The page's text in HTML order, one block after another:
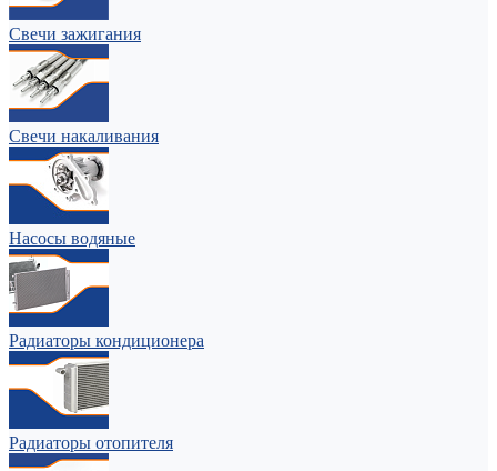
Свечи зажигания
Свечи накаливания
Насосы водяные
Радиаторы кондиционера
Радиаторы отопителя